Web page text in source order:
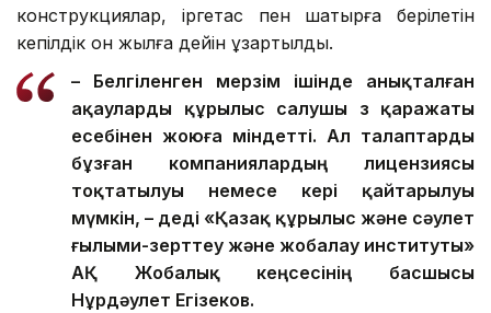
конструкциялар, іргетас пен шатырға берілетін
кепілдік он жылға дейін ұзартылды.
– Белгіленген мерзім ішінде анықталған
ақауларды құрылыс салушы өз қаражаты
есебінен жоюға міндетті. Ал талаптарды
бұзған компаниялардың лицензиясы
тоқтатылуы немесе кері қайтарылуы
мүмкін, – деді «Қазақ құрылыс және сәулет
ғылыми-зерттеу және жобалау институты»
АҚ Жобалық кеңсесінің басшысы
Нұрдәулет Егізеков.